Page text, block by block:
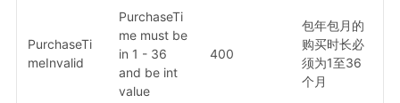
PurchaseTi
meInvalid
PurchaseTi
me must be
in 1 - 36
and be int
value
400
包年包月的
购买时长必
须为1至36
个月